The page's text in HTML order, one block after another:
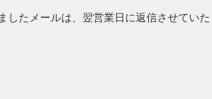
たメールは、翌営業日に返信させていた